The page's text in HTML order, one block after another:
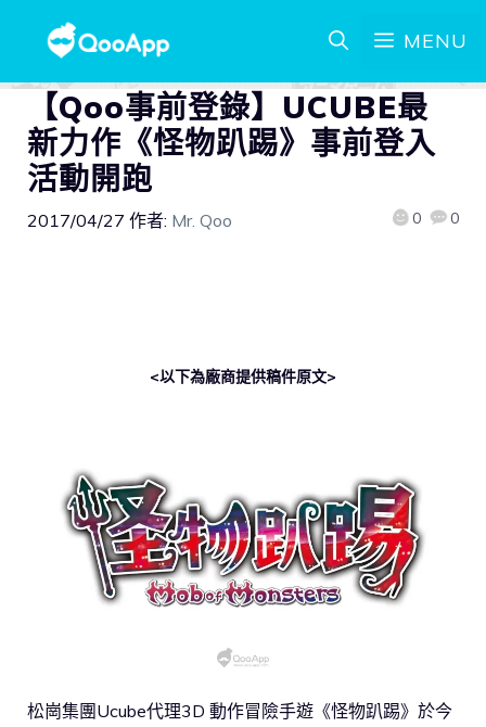
MENU
【Qoo事前登錄】UCUBE最
新力作《怪物趴踢》事前登入
活動開跑
2017/04/27 作者: Mr. Qoo 0 0
<以下為廠商提供稿件原文>
松崗集團Ucube代理3D 動作冒險手遊《怪物趴踢》於今